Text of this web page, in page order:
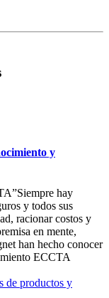
y
hay
y todos sus
racionar costos y
en mente,
han hecho conocer
ECCTA
de productos y